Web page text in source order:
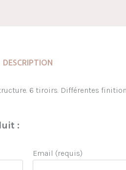
DESCRIPTION
. 6 tiroirs. Différentes
:
Email (requis)